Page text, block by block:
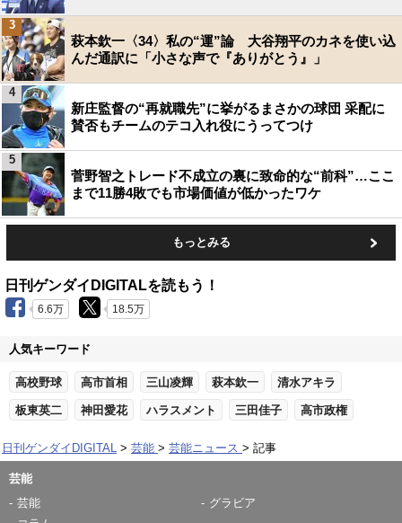
萩本欽一〈34〉私の“運”論 大谷翔平のカネを使い込
んだ通訳に「小さな声で『ありがとう』」
3
新庄監督の“再就職先”に挙がるまさかの球団 采配に
賛否もチームのテコ入れ役にうってつけ
4
菅野智之トレード不成立の裏に致命的な“前科”…ここ
まで11勝4敗でも市場価値が低かったワケ
5
もっとみる
日刊ゲンダイDIGITALを読もう！
6.6万 18.5万
人気キーワード
高校野球 高市首相 三山凌輝 萩本欽一 清水アキラ
板東英二 神田愛花 ハラスメント 三田佳子 高市政権
日刊ゲンダイDIGITAL 芸能 芸能ニュース 記事
芸能
芸能
グラビア